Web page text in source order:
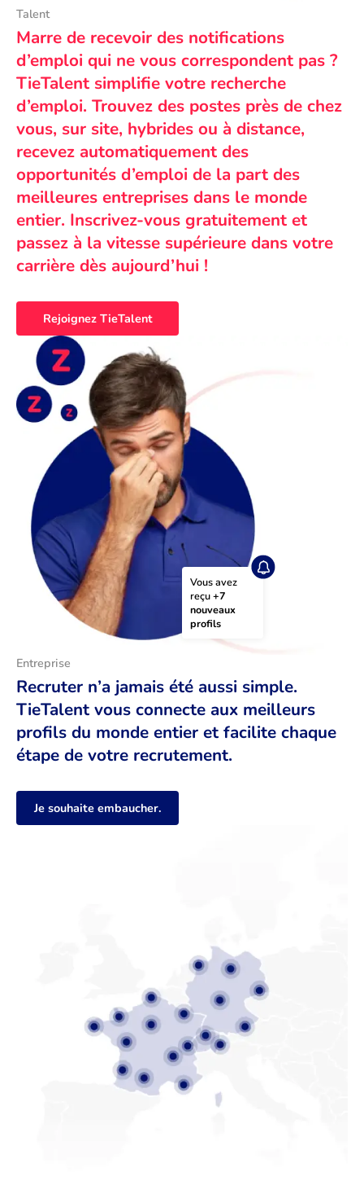
Talent
Marre de recevoir des notifications
d’emploi qui ne vous correspondent pas ?
TieTalent simplifie votre recherche
d’emploi. Trouvez des postes près de chez
vous, sur site, hybrides ou à distance,
recevez automatiquement des
opportunités d’emploi de la part des
meilleures entreprises dans le monde
entier. Inscrivez-vous gratuitement et
passez à la vitesse supérieure dans votre
carrière dès aujourd’hui !
Rejoignez TieTalent
Vous avez
reçu +7
nouveaux
profils
Entreprise
Recruter n’a jamais été aussi simple.
TieTalent vous connecte aux meilleurs
profils du monde entier et facilite chaque
étape de votre recrutement.
Je souhaite embaucher.